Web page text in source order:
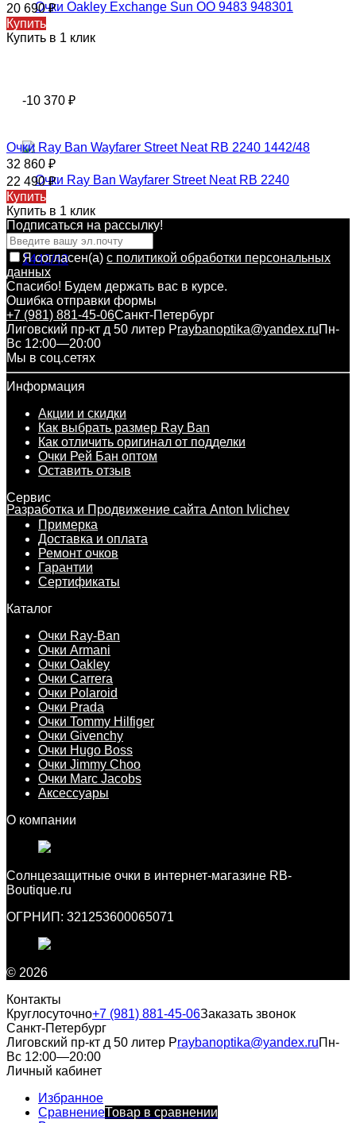
20 690₽
Купить
Купить в 1 клик
-10 370 ₽
Очки Ray Ban Wayfarer Street Neat RB 2240 1442/48
32 860 ₽
22 490₽
Купить
Купить в 1 клик
Подписаться на рассылкy!
Я согласен(a) с политикой обработки персональных
данных
Спасибо! Будем держать вас в курсе.
Ошибка отправки формы
+7 (981) 881-45-06Санкт-Петербург
Лиговский пр-кт д 50 литер Рraybanoptika@yandex.ruПн-
Вс 12:00—20:00
Мы в соц.сетях
Информация
Акции и скидки
Как выбрать размер Ray Ban
Как отличить оригинал от подделки
Очки Рей Бан оптом
Оставить отзыв
Разработка и Продвижение сайта Anton Ivlichev
Сервис
Примерка
Доставка и оплата
Ремонт очков
Гарантии
Сертификаты
Каталог
Очки Ray-Ban
Очки Armani
Очки Oakley
Очки Carrera
Очки Polaroid
Очки Prada
Очки Tommy Hilfiger
Очки Givenchy
Очки Hugo Boss
Очки Jimmy Choo
Очки Marc Jacobs
Аксессуары
О компании
Cолнцезащитные очки в интернет-магазине RB-
Boutique.ru
ОГРНИП: 321253600065071
© 2026
Контакты
Круглосуточно+7 (981) 881-45-06Заказать звонок
Санкт-Петербург
Лиговский пр-кт д 50 литер Рraybanoptika@yandex.ruПн-
Вс 12:00—20:00
Личный кабинет
Избранное
СравнениеТовар в сравнении